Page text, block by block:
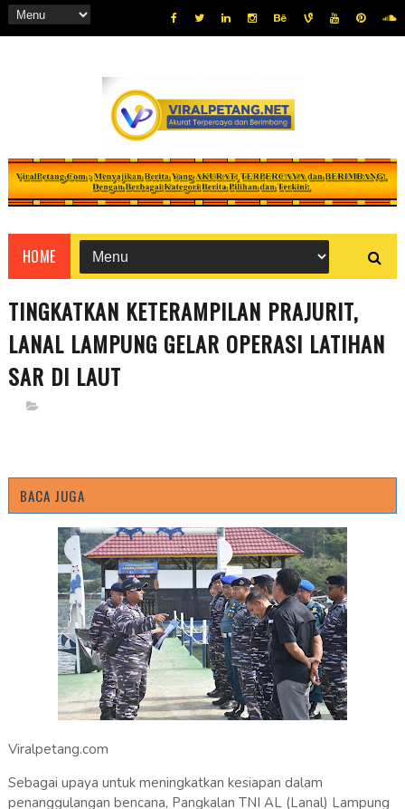
HOME
TINGKATKAN KETERAMPILAN PRAJURIT,
LANAL LAMPUNG GELAR OPERASI LATIHAN
SAR DI LAUT
BACA JUGA
Viralpetang.com
Sebagai upaya untuk meningkatkan kesiapan dalam
penanggulangan bencana, Pangkalan TNI AL (Lanal) Lampung